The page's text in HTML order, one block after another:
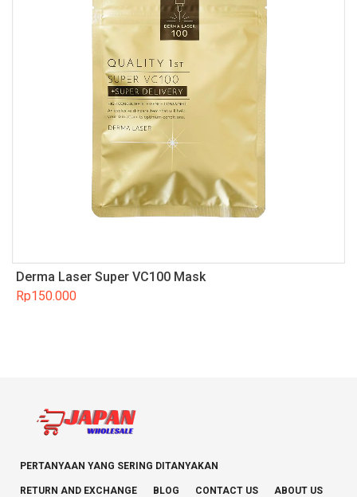
Derma Laser Super VC100 Mask
Rp150.000
PERTANYAAN YANG SERING DITANYAKAN
RETURN AND EXCHANGE BLOG CONTACT US ABOUT US